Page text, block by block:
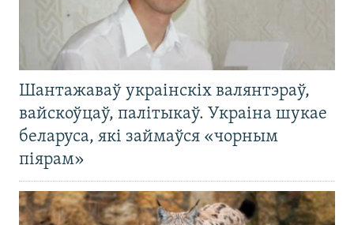
Шантажаваў украінскіх валянтэраў,
вайскоўцаў, палітыкаў. Украіна шукае
беларуса, які займаўся «чорным
піярам»